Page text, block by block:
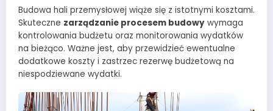
Budowa hali przemysłowej wiąże się z istotnymi kosztami.
Skuteczne zarządzanie procesem budowy wymaga
kontrolowania budżetu oraz monitorowania wydatków
na bieżąco. Ważne jest, aby przewidzieć ewentualne
dodatkowe koszty i zastrzec rezerwę budżetową na
niespodziewane wydatki.